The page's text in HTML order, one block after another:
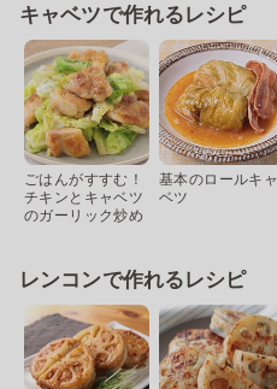
キャベツで作れるレシピ
ごはんがすすむ！
チキンとキャベツ
のガーリック炒め
基本のロールキャ
ベツ
レンコンで作れるレシピ